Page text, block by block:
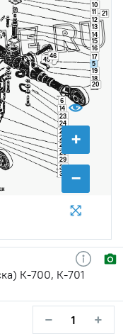
+
−
5
6
10
11
12
13
14
14
15
16
17
18
19
20
21
23
24
25
26
27
28
29
30
31
32
4546
К-700, К-701
− +